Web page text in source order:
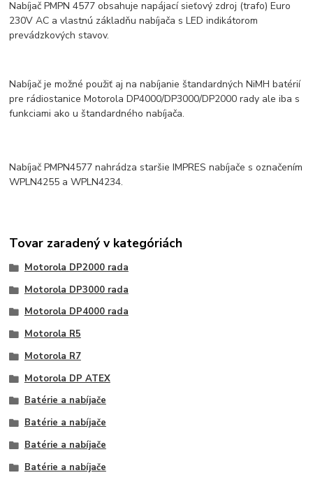
Nabíjač PMPN 4577 obsahuje napájací sieťový zdroj (trafo) Euro
230V AC a vlastnú základňu nabíjača s LED indikátorom
prevádzkových stavov.
Nabíjač je možné použiť aj na nabíjanie štandardných NiMH batérií
pre rádiostanice Motorola DP4000/DP3000/DP2000 rady ale iba s
funkciami ako u štandardného nabíjača.
Nabíjač PMPN4577 nahrádza staršie IMPRES nabíjače s označením
WPLN4255 a WPLN4234.
Tovar zaradený v kategóriách
Motorola DP2000 rada
Motorola DP3000 rada
Motorola DP4000 rada
Motorola R5
Motorola R7
Motorola DP ATEX
Batérie a nabíjače
Batérie a nabíjače
Batérie a nabíjače
Batérie a nabíjače